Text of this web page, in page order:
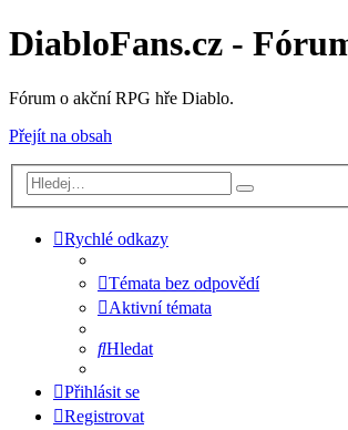
DiabloFans.cz -
Fórum o akční RPG hře Diablo.
Přejít na obsah
Rychlé odkazy
Témata bez odpovědí
Aktivní témata
Hledat
Přihlásit se
Registrovat